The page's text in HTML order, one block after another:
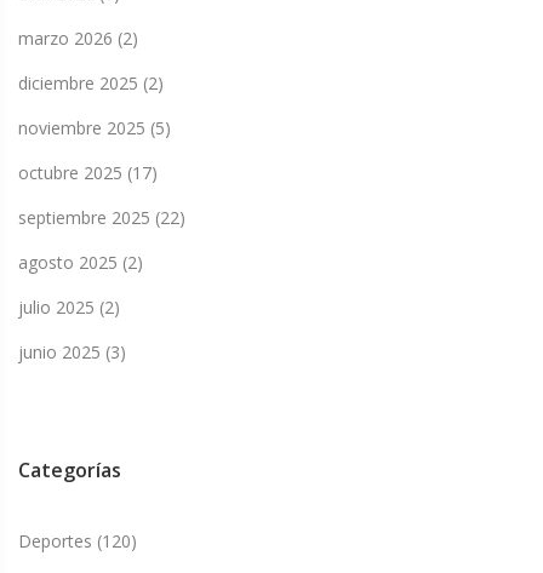
marzo 2026 (2)
diciembre 2025 (2)
noviembre 2025 (5)
octubre 2025 (17)
septiembre 2025 (22)
agosto 2025 (2)
julio 2025 (2)
junio 2025 (3)
Categorías
Deportes (120)